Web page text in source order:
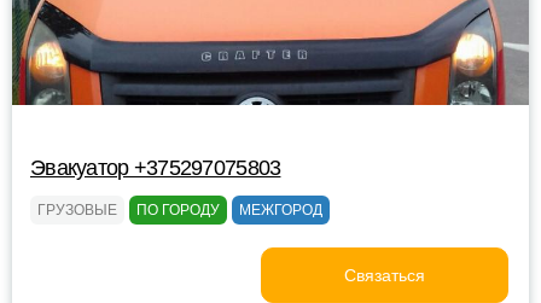
Эвакуатор +375297075803
ГРУЗОВЫЕ ПО ГОРОДУ МЕЖГОРОД
Связаться